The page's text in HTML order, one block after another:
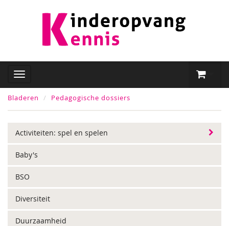
Bladeren Pedagogische dossiers
Activiteiten: spel en spelen
Baby's
BSO
Diversiteit
Duurzaamheid